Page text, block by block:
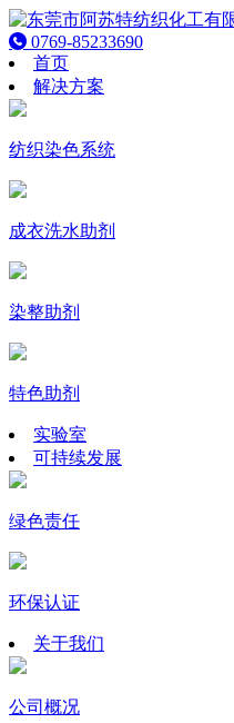
0769-85233690
首页
解决方案
纺织染色系统
成衣洗水助剂
染整助剂
特色助剂
实验室
可持续发展
绿色责任
环保认证
关于我们
公司概况